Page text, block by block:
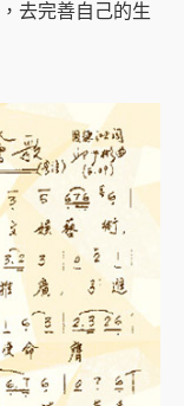
去完善自己的生